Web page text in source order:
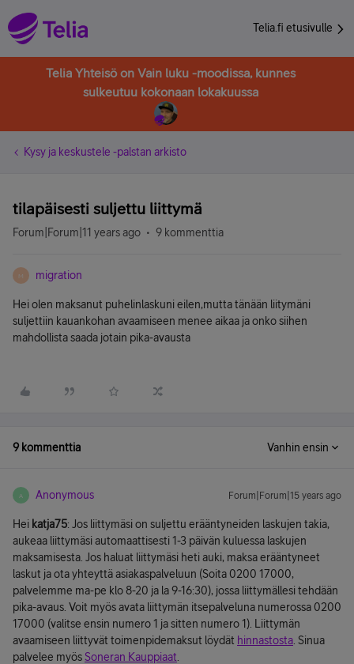
Telia.fi etusivulle
Telia Yhteisö on Vain luku -moodissa, kunnes
sulkeutuu kokonaan lokakuussa
Kysy ja keskustele -palstan arkisto
tilapäisesti suljettu liittymä
Forum|Forum|11 years ago 9 kommenttia
M migration
Hei olen maksanut puhelinlaskuni eilen,mutta tänään liitymäni
suljettiin kauankohan avaamiseen menee aikaa ja onko siihen
mahdollista saada jotain pika-avausta
9 kommenttia Vanhin ensin
A Anonymous Forum|Forum|15 years ago
Hei katja75: Jos liittymäsi on suljettu erääntyneiden laskujen takia,
aukeaa liittymäsi automaattisesti 1-3 päivän kuluessa laskujen
maksamisesta. Jos haluat liittymäsi heti auki, maksa erääntyneet
laskut ja ota yhteyttä asiakaspalveluun (Soita 0200 17000,
palvelemme ma-pe klo 8-20 ja la 9-16:30), jossa liittymällesi tehdään
pika-avaus. Voit myös avata liittymän itsepalveluna numerossa 0200
17000 (valitse ensin numero 1 ja sitten numero 1). Liittymän
avaamiseen liittyvät toimenpidemaksut löydät hinnastosta . Sinua
palvelee myösSoneran Kauppiaat